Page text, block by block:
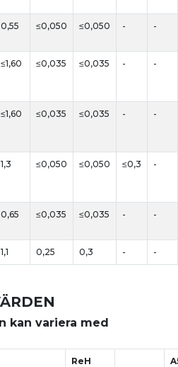
0,55 ≤0,050 ≤0,050 - -
≤1,60 ≤0,035 ≤0,035 - -
≤1,60 ≤0,035 ≤0,035 - -
1,3 ≤0,050 ≤0,050 ≤0,3 -
0,65 ≤0,035 ≤0,035 - -
1,1 0,25 0,3 - -
kan variera med
ReH